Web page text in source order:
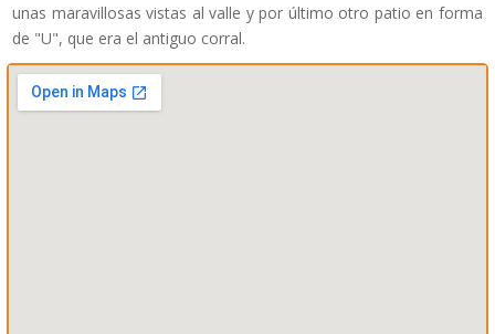
unas maravillosas vistas al valle y por último otro patio en forma
de "U", que era el antiguo corral.